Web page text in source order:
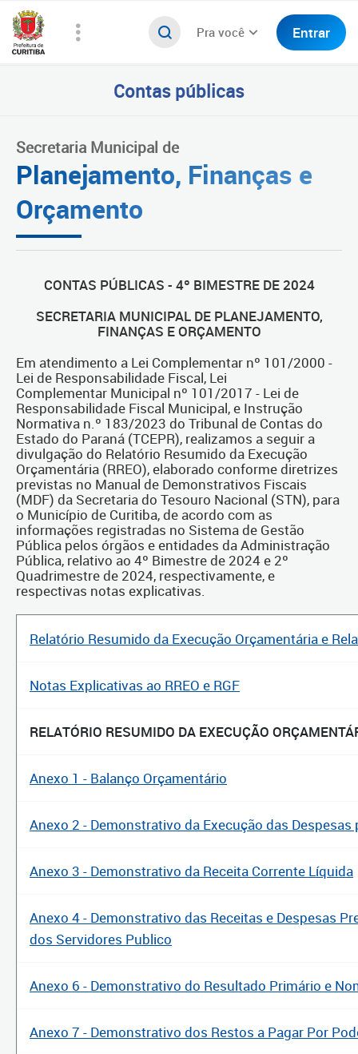
Pra você Entrar
Contas públicas
Secretaria Municipal de
Planejamento, Finanças e
Orçamento
CONTAS PÚBLICAS - 4º BIMESTRE DE 2024
SECRETARIA MUNICIPAL DE PLANEJAMENTO,
FINANÇAS E ORÇAMENTO
Em atendimento a Lei Complementar nº 101/2000 -
Lei de Responsabilidade Fiscal, Lei
Complementar Municipal nº 101/2017 - Lei de
Responsabilidade Fiscal Municipal, e Instrução
Normativa n.º 183/2023 do Tribunal de Contas do
Estado do Paraná (TCEPR), realizamos a seguir a
divulgação do Relatório Resumido da Execução
Orçamentária (RREO), elaborado conforme diretrizes
previstas no Manual de Demonstrativos Fiscais
(MDF) da Secretaria do Tesouro Nacional (STN), para
o Município de Curitiba, de acordo com as
informações registradas no Sistema de Gestão
Pública pelos órgãos e entidades da Administração
Pública, relativo ao 4º Bimestre de 2024 e 2º
Quadrimestre de 2024, respectivamente, e
respectivas notas explicativas.
Relatório Resumido da Execução Orçamentária e
Notas Explicativas ao RREO e RGF
RELATÓRIO RESUMIDO DA EXECUÇÃO
Anexo 1 - Balanço Orçamentário
Anexo 2 - Demonstrativo da Execução das
Anexo 3 - Demonstrativo da Receita Corrente Líquida
Anexo 4 - Demonstrativo das Receitas e Despesas
dos Servidores Publico
Anexo 6 - Demonstrativo do Resultado Primário e
Anexo 7 - Demonstrativo dos Restos a Pagar Por